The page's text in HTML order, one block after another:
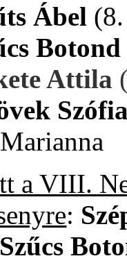
Ábel
Attila
a VIII.
:
Szűcs